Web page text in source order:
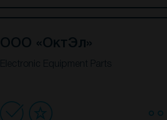
ООО «ОктЭл»
Electronic Equipment Parts